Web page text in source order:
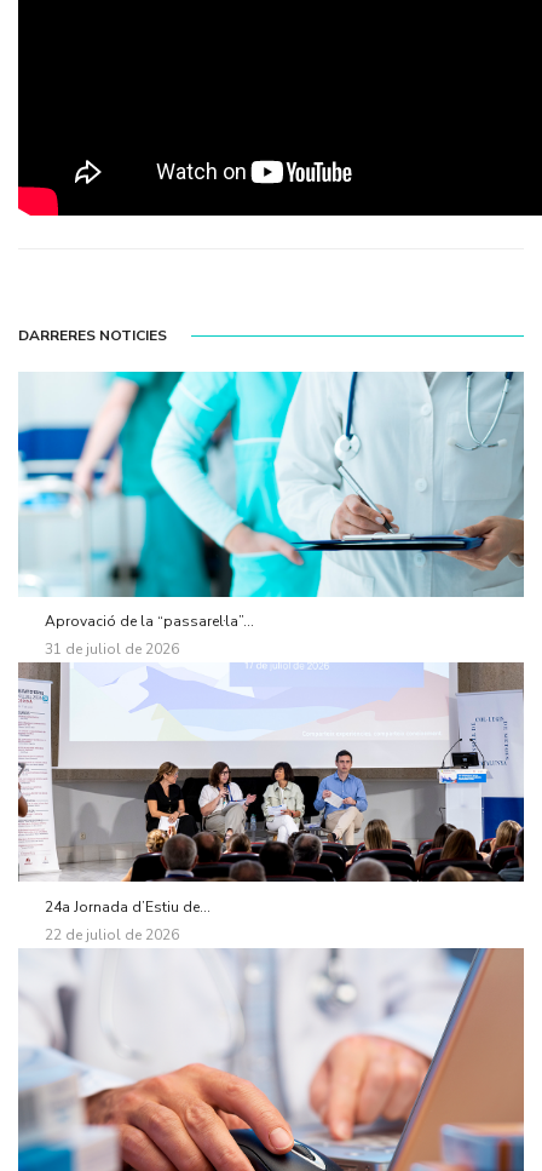
DARRERES NOTICIES
Aprovació de la “passarel·la”...
31 de juliol de 2026
24a Jornada d’Estiu de...
22 de juliol de 2026